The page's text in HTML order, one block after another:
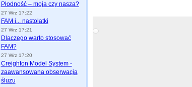
Płodność – moja czy nasza?
27 Wrz 17:22
FAM i... nastolatki
27 Wrz 17:21
Dlaczego warto stosować
FAM?
27 Wrz 17:20
Creighton Model System -
zaawansowana obserwacja
śluzu